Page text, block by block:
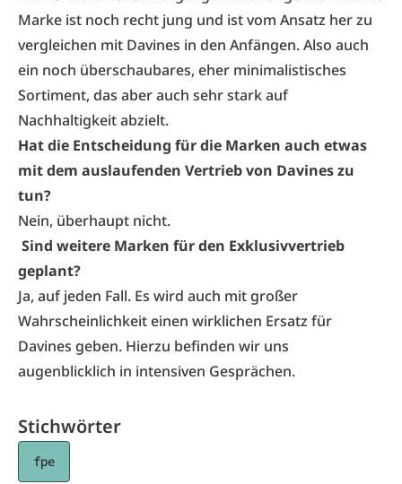
Marke ist noch recht jung und ist vom Ansatz her zu
vergleichen mit Davines in den Anfängen. Also auch
ein noch überschaubares, eher minimalistisches
Sortiment, das aber auch sehr stark auf
Nachhaltigkeit abzielt.
Hat die Entscheidung für die Marken auch etwas
mit dem auslaufenden Vertrieb von Davines zu
tun?
Nein, überhaupt nicht.
Sind weitere Marken für den Exklusivvertrieb
geplant?
Ja, auf jeden Fall. Es wird auch mit großer
Wahrscheinlichkeit einen wirklichen Ersatz für
Davines geben. Hierzu befinden wir uns
augenblicklich in intensiven Gesprächen.
Stichwörter
fpe